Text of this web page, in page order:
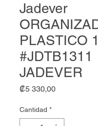
Jadever
PLASTICO
#JDTB1311
JADEVER
₡5 330,00Precio
Cantidad *